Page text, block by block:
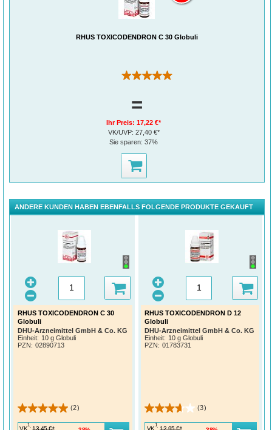
RHUS TOXICODENDRON C 30 Globuli
(2)
=
Ihr Preis:17,22 €*
VK/UVP: 27,40 €*
Sie sparen:37%
ANDERE KUNDEN HABEN EBENFALLS FOLGENDE PRODUKTE GEKAUFT
RHUS TOXICODENDRON C 30
Globuli
DHU-Arzneimittel GmbH & Co. KG
Einheit: 10 g Globuli
PZN: 02890713
(2)
VK
1
: 13,45 €*
RHUS TOXICODENDRON D 12
Globuli
DHU-Arzneimittel GmbH & Co. KG
Einheit: 10 g Globuli
PZN: 01783731
(3)
VK
1
: 12,95 €*